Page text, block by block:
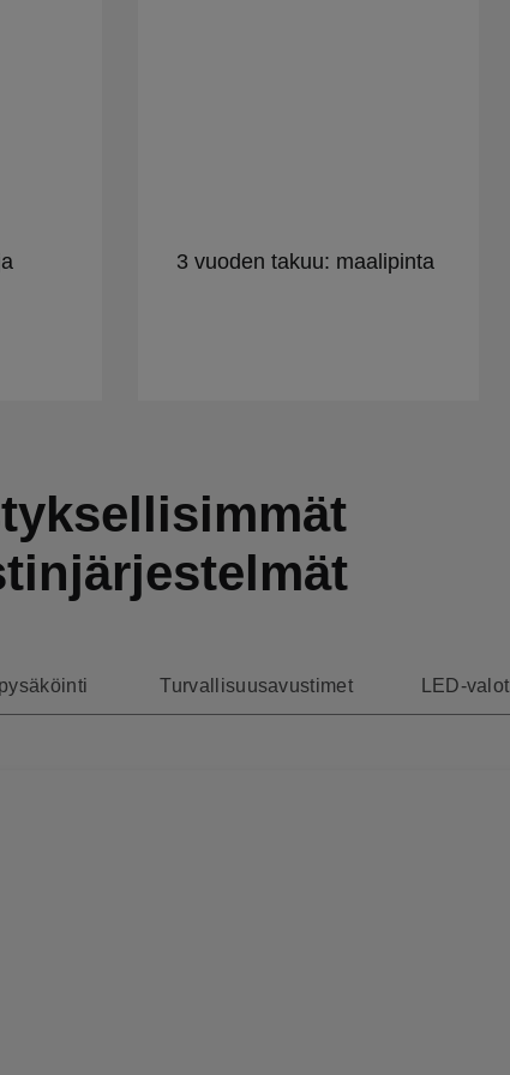
3 vuoden takuu: maalipinta
Turvallisuusavustimet LED-valot